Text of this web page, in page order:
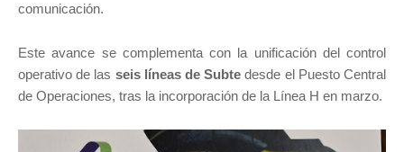
comunicación.
Este avance se complementa con la unificación del control
operativo de las seis líneas de Subte desde el Puesto Central
de Operaciones, tras la incorporación de la Línea H en marzo.